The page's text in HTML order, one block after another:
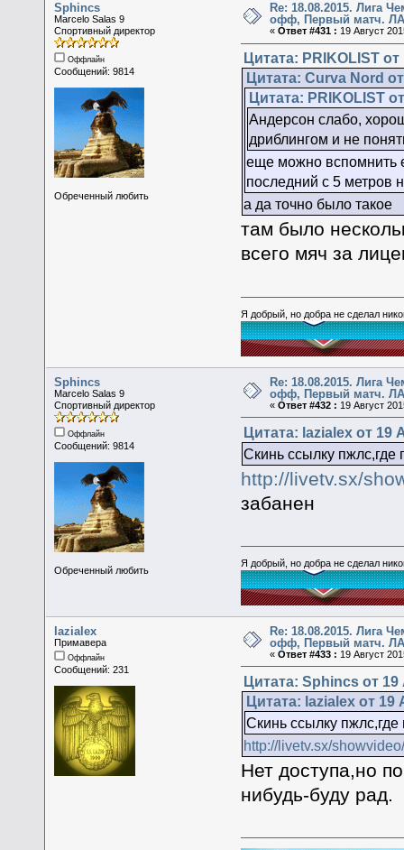
Sphincs
Marcelo Salas 9
Спортивный директор
Оффлайн
Сообщений: 9814
Обреченный любить
Re: 18.08.2015. Лига
офф, Первый матч.
«Ответ #431 : 19 Август
Цитата: PRIKOLIST
Цитата: Curva Nord
Цитата: PRIKOLIST
Андерсон слабо,
дриблингом и не
еще можно вспомнить
последний с 5 метров
а да точно было такое
там было
всего мяч за
Я добрый, но добра не сделал
Sphincs
Marcelo Salas 9
Спортивный директор
Оффлайн
Сообщений: 9814
Обреченный любить
Re: 18.08.2015. Лига
офф, Первый матч.
«Ответ #432 : 19 Август
Цитата: lazialex от 19
Скинь ссылку пжлс,где
http://livetv.sx/
забанен
Я добрый, но добра не сделал
lazialex
Примавера
Оффлайн
Сообщений: 231
Re: 18.08.2015. Лига
офф, Первый матч.
«Ответ #433 : 19 Август
Цитата: Sphincs от 19
Цитата: lazialex от 19
Скинь ссылку
http://livetv.sx/
Нет доступа,но
нибудь-буду рад.